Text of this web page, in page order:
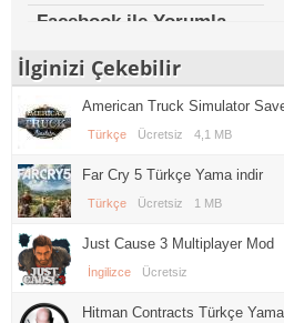
Facebook ile Yorumla
İlginizi Çekebilir
American Truck Simulator
Türkçe Ücretsiz 4,1 MB
Far Cry 5 Türkçe Yama indir
Türkçe Ücretsiz 1 MB
Just Cause 3 Multiplayer Mod
İngilizce Ücretsiz
Hitman Contracts Türkçe Yama